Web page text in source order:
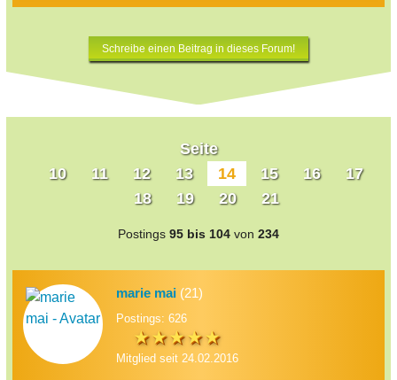
Schreibe einen Beitrag in dieses Forum!
Seite
10
11 12 13 14 15 16
17
18
19 20 21
Postings 95 bis 104 von 234
marie mai (21)
Postings: 626
Mitglied seit 24.02.2016